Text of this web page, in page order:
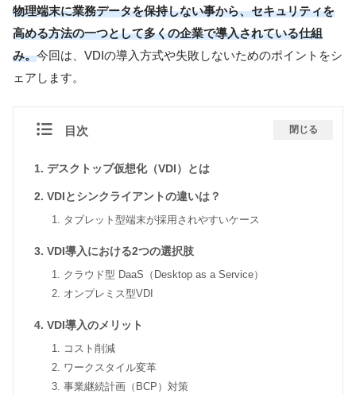
物理端末に業務データを保持しない事から、セキュリティを
高める方法の一つとして多くの企業で導入されている仕組
み。今回は、VDIの導入方式や失敗しないためのポイントをシ
ェアします。
目次 閉じる
デスクトップ仮想化（VDI）とは
VDIとシンクライアントの違いは？
タブレット型端末が採用されやすいケース
VDI導入における2つの選択肢
クラウド型 DaaS（Desktop as a Service）
オンプレミス型VDI
VDI導入のメリット
コスト削減
ワークスタイル変革
事業継続計画（BCP）対策